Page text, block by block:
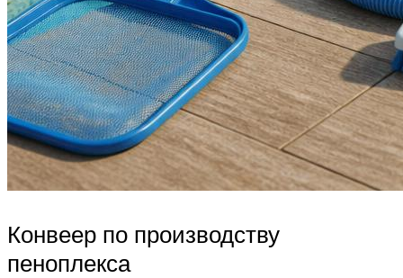
Конвеер по производству
пеноплекса